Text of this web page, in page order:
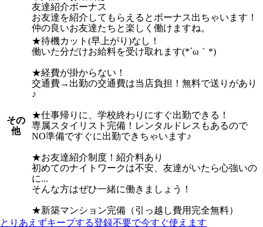
友達紹介ボーナス
お友達を紹介してもらえるとボーナス出ちゃいます！
仲の良いお友達たちと楽しく働けますね。
その
他
★待機カット(早上がり)なし！
働いた分だけお給料を受け取れます(*´ω｀*)
★経費が掛からない！
交通費→出勤の交通費は当店負担！無料で送りがあり
♪
★仕事帰りに、学校終わりにすぐ出勤できる！
専属スタイリスト完備！レンタルドレスもあるので
NO準備ですぐに出勤できちゃいます♪
★お友達紹介制度！紹介料あり
初めてのナイトワークは不安、友達がいたら心強いの
に...
そんな方はぜひ一緒に働きましょう！
★新築マンション完備（引っ越し費用完全無料）
とりあえずキープする登録不要で今すぐ使えます